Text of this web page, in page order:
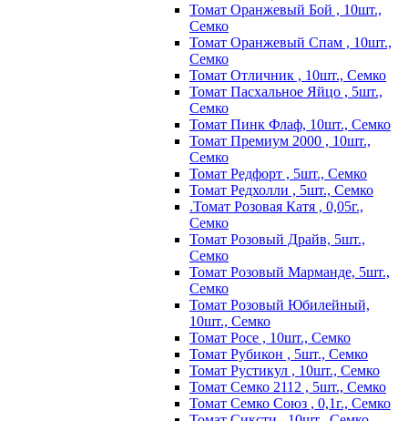
Томат Оранжевый Бой , 10шт.,
Семко
Томат Оранжевый Спам , 10шт.,
Семко
Томат Отличник , 10шт., Семко
Томат Пасхальное Яйцо , 5шт.,
Семко
Томат Пинк Флаф, 10шт., Семко
Томат Премиум 2000 , 10шт.,
Семко
Томат Редфорт , 5шт., Семко
Томат Редхолли , 5шт., Семко
.Томат Розовая Катя , 0,05г.,
Семко
Томат Розовый Драйв, 5шт.,
Семко
Томат Розовый Марманде, 5шт.,
Семко
Томат Розовый Юбилейный,
10шт., Семко
Томат Росе , 10шт., Семко
Томат Рубикон , 5шт., Семко
Томат Рустикул , 10шт., Семко
Томат Семко 2112 , 5шт., Семко
Томат Семко Союз , 0,1г., Семко